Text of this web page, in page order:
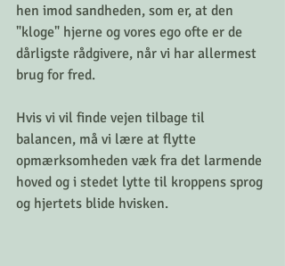
hen imod sandheden, som er, at den
"kloge" hjerne og vores ego ofte er de
dårligste rådgivere, når vi har allermest
brug for fred.
Hvis vi vil finde vejen tilbage til
balancen, må vi lære at flytte
opmærksomheden væk fra det larmende
hoved og i stedet lytte til kroppens sprog
og hjertets blide hvisken.